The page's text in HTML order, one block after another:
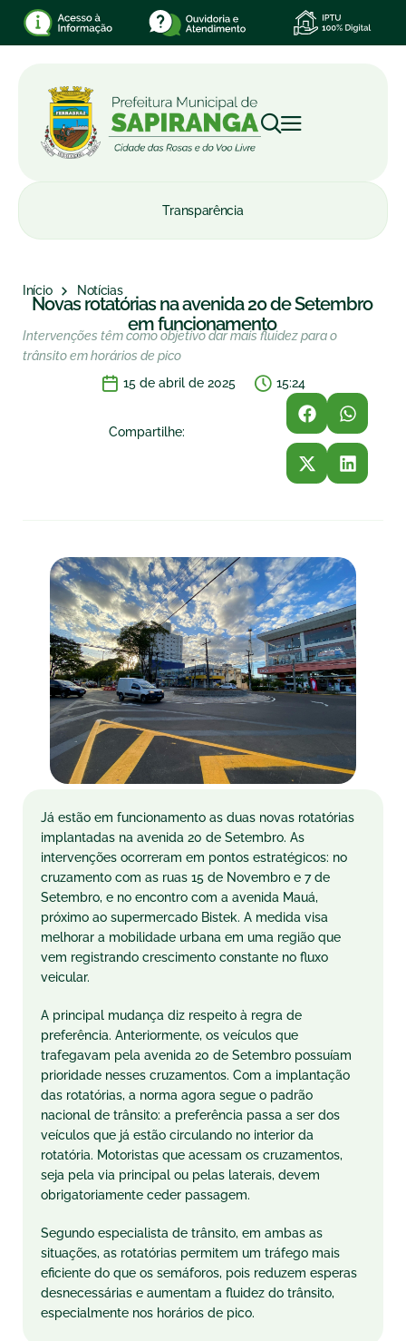
Transparência
Início Notícias
Novas rotatórias na avenida 20 de Setembro
em funcionamento
Intervenções têm como objetivo dar mais fluidez para o
trânsito em horários de pico
15 de abril de 2025
15:24
Compartilhe:
Já estão em funcionamento as duas novas rotatórias
implantadas na avenida 20 de Setembro. As
intervenções ocorreram em pontos estratégicos: no
cruzamento com as ruas 15 de Novembro e 7 de
Setembro, e no encontro com a avenida Mauá,
próximo ao supermercado Bistek. A medida visa
melhorar a mobilidade urbana em uma região que
vem registrando crescimento constante no fluxo
veicular.
A principal mudança diz respeito à regra de
preferência. Anteriormente, os veículos que
trafegavam pela avenida 20 de Setembro possuíam
prioridade nesses cruzamentos. Com a implantação
das rotatórias, a norma agora segue o padrão
nacional de trânsito: a preferência passa a ser dos
veículos que já estão circulando no interior da
rotatória. Motoristas que acessam os cruzamentos,
seja pela via principal ou pelas laterais, devem
obrigatoriamente ceder passagem.
Segundo especialista de trânsito, em ambas as
situações, as rotatórias permitem um tráfego mais
eficiente do que os semáforos, pois reduzem esperas
desnecessárias e aumentam a fluidez do trânsito,
especialmente nos horários de pico.